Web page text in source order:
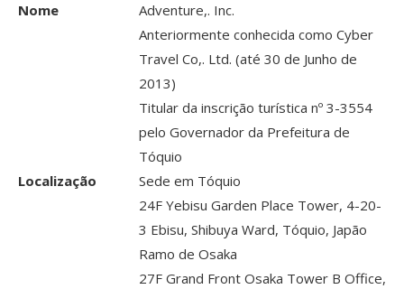
Nome
Adventure,. Inc.
Anteriormente conhecida como Cyber
Travel Co,. Ltd. (até 30 de Junho de
2013)
Titular da inscrição turística nº 3-3554
pelo Governador da Prefeitura de
Tóquio
Localização
Sede em Tóquio
24F Yebisu Garden Place Tower, 4-20-
3 Ebisu, Shibuya Ward, Tóquio, Japão
Ramo de Osaka
27F Grand Front Osaka Tower B Office,